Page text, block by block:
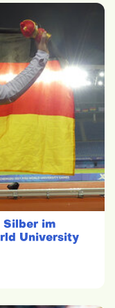
Silber im
University